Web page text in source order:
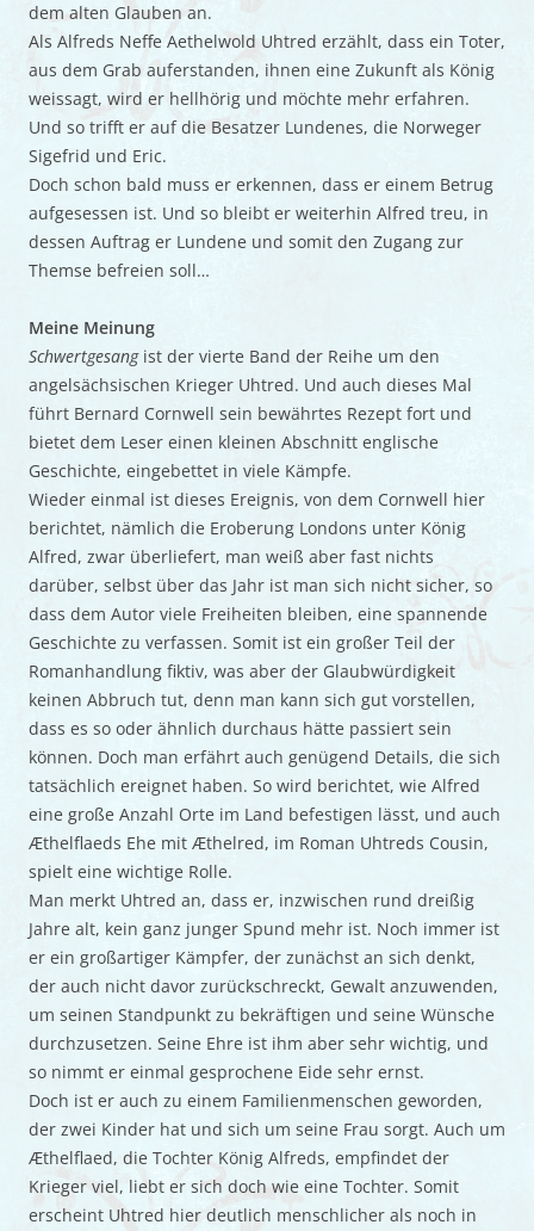
dem alten Glauben an.
Als Alfreds Neffe Aethelwold Uhtred erzählt, dass ein Toter,
aus dem Grab auferstanden, ihnen eine Zukunft als König
weissagt, wird er hellhörig und möchte mehr erfahren.
Und so trifft er auf die Besatzer Lundenes, die Norweger
Sigefrid und Eric.
Doch schon bald muss er erkennen, dass er einem Betrug
aufgesessen ist. Und so bleibt er weiterhin Alfred treu, in
dessen Auftrag er Lundene und somit den Zugang zur
Themse befreien soll…
Meine Meinung
Schwertgesangist der vierte Band der Reihe um den
angelsächsischen Krieger Uhtred. Und auch dieses Mal
führt Bernard Cornwell sein bewährtes Rezept fort und
bietet dem Leser einen kleinen Abschnitt englische
Geschichte, eingebettet in viele Kämpfe.
Wieder einmal ist dieses Ereignis, von dem Cornwell hier
berichtet, nämlich die Eroberung Londons unter König
Alfred, zwar überliefert, man weiß aber fast nichts
darüber, selbst über das Jahr ist man sich nicht sicher, so
dass dem Autor viele Freiheiten bleiben, eine spannende
Geschichte zu verfassen. Somit ist ein großer Teil der
Romanhandlung fiktiv, was aber der Glaubwürdigkeit
keinen Abbruch tut, denn man kann sich gut vorstellen,
dass es so oder ähnlich durchaus hätte passiert sein
können. Doch man erfährt auch genügend Details, die sich
tatsächlich ereignet haben. So wird berichtet, wie Alfred
eine große Anzahl Orte im Land befestigen lässt, und auch
Æthelflaeds Ehe mit Æthelred, im Roman Uhtreds Cousin,
spielt eine wichtige Rolle.
Man merkt Uhtred an, dass er, inzwischen rund dreißig
Jahre alt, kein ganz junger Spund mehr ist. Noch immer ist
er ein großartiger Kämpfer, der zunächst an sich denkt,
der auch nicht davor zurückschreckt, Gewalt anzuwenden,
um seinen Standpunkt zu bekräftigen und seine Wünsche
durchzusetzen. Seine Ehre ist ihm aber sehr wichtig, und
so nimmt er einmal gesprochene Eide sehr ernst.
Doch ist er auch zu einem Familienmenschen geworden,
der zwei Kinder hat und sich um seine Frau sorgt. Auch um
Æthelflaed, die Tochter König Alfreds, empfindet der
Krieger viel, liebt er sich doch wie eine Tochter. Somit
erscheint Uhtred hier deutlich menschlicher als noch in